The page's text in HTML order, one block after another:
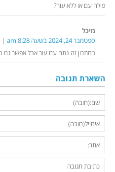
פילה עם או ללא עור?
מיכל
ספטמבר 24, 2024 בשעה 8:28 am
במתכון זה נתח עם עור אבל אפשר גם
השארת תגובה